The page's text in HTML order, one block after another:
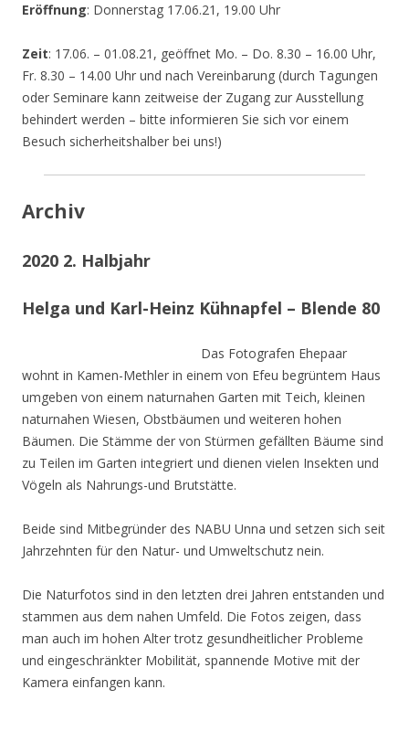
Eröffnung: Donnerstag 17.06.21, 19.00 Uhr
Zeit: 17.06. – 01.08.21, geöffnet Mo. – Do. 8.30 – 16.00 Uhr,
Fr. 8.30 – 14.00 Uhr und nach Vereinbarung (durch Tagungen
oder Seminare kann zeitweise der Zugang zur Ausstellung
behindert werden – bitte informieren Sie sich vor einem
Besuch sicherheitshalber bei uns!)
Archiv
2020 2. Halbjahr
Helga und Karl-Heinz Kühnapfel – Blende 80
Das Fotografen Ehepaar
wohnt in Kamen-Methler in einem von Efeu begrüntem Haus
umgeben von einem naturnahen Garten mit Teich, kleinen
naturnahen Wiesen, Obstbäumen und weiteren hohen
Bäumen. Die Stämme der von Stürmen gefällten Bäume sind
zu Teilen im Garten integriert und dienen vielen Insekten und
Vögeln als Nahrungs-und Brutstätte.
Beide sind Mitbegründer des NABU Unna und setzen sich seit
Jahrzehnten für den Natur- und Umweltschutz nein.
Die Naturfotos sind in den letzten drei Jahren entstanden und
stammen aus dem nahen Umfeld. Die Fotos zeigen, dass
man auch im hohen Alter trotz gesundheitlicher Probleme
und eingeschränkter Mobilität, spannende Motive mit der
Kamera einfangen kann.